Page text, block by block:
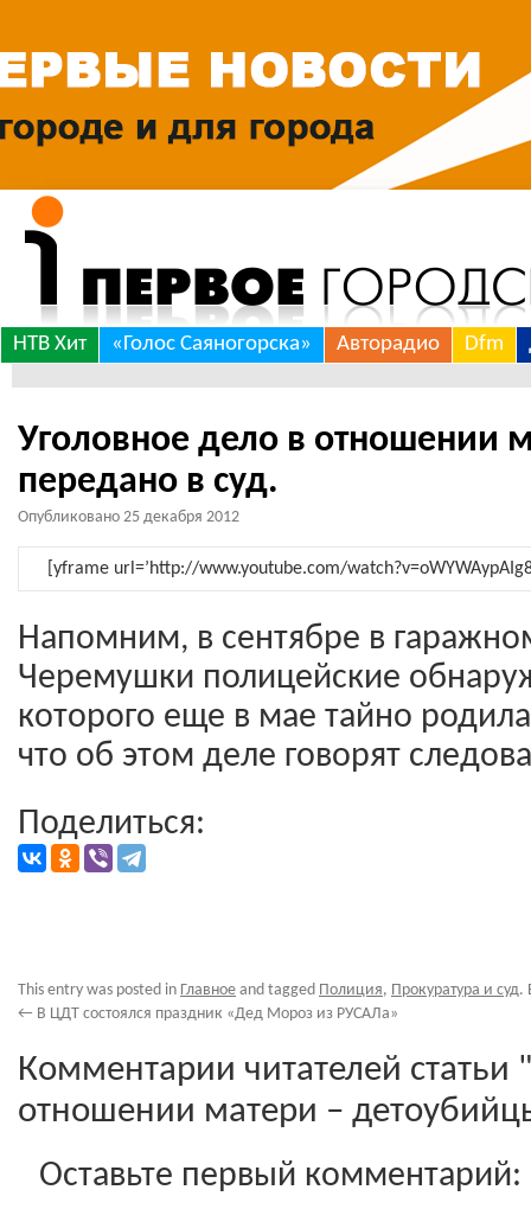
Skip
НТВ Хит «Голос Саяногорска» Авторадио Dfm
Уголовное дело в отношении
передано в суд.
Опубликовано 25 декабря 2012
[yframe url=’http://www.youtube.com/
Напомним, в сентябре в
Черемушки полицейские
которого еще в мае тайно
что об этом деле говорят
Поделиться:
This entry was posted in Главное and tagged Полиция, Прокуратура и суд.
← В ЦДТ состоялся праздник «Дед Мороз из РУСАЛа»
Комментарии читателей статьи
отношении матери –
Оставьте первый комментарий: